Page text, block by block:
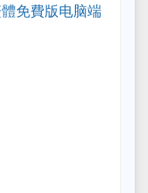
免費版电脑端